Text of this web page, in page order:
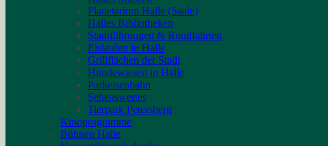
Planetarium Halle (Saale)
Halles Bibliotheken
Stadtführungen & Rundfahrten
Eislaufen in Halle
Grillflächen der Stadt
Hundewiesen in Halle
Parkeisenbahn
Sehenswertes
Tierpark Petersberg
Kinoprogramme
Bühnen Halle